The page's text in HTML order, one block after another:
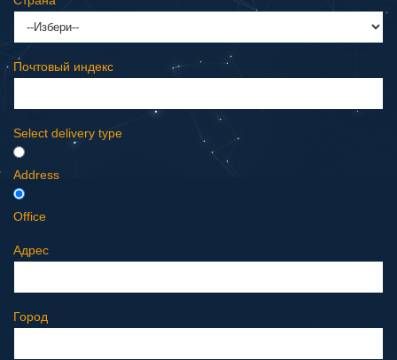
Почтовый индекс
Select delivery type
Address
Office
Адрес
Город